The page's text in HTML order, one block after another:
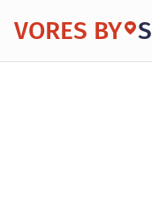
VORES BY